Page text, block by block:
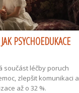
PSYCHOEDUKACE
součást léčby poruch
zlepšit komunikaci a
až o 32 %.